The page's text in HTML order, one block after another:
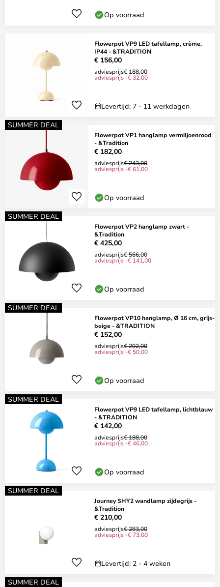
Op voorraad
Flowerpot VP9 LED tafellamp, crème,
IP44 - &TRADITION
€ 156,00
adviesprijs€ 188,00
adviesprijs -€ 32,00
Levertijd: 7 - 11 werkdagen
SUMMER DEAL
Flowerpot VP1 hanglamp vermiljoenrood
- &Tradition
€ 182,00
adviesprijs€ 243,00
adviesprijs -€ 61,00
Op voorraad
SUMMER DEAL
Flowerpot VP2 hanglamp zwart -
&Tradition
€ 425,00
adviesprijs€ 566,00
adviesprijs -€ 141,00
Op voorraad
SUMMER DEAL
Flowerpot VP10 hanglamp, Ø 16 cm, grijs-
beige - &TRADITION
€ 152,00
adviesprijs€ 202,00
adviesprijs -€ 50,00
Op voorraad
SUMMER DEAL
Flowerpot VP9 LED tafellamp, lichtblauw
- &TRADITION
€ 142,00
adviesprijs€ 188,00
adviesprijs -€ 46,00
Op voorraad
SUMMER DEAL
Journey SHY2 wandlamp zijdegrijs -
&Tradition
€ 210,00
adviesprijs€ 283,00
adviesprijs -€ 73,00
Levertijd: 2 - 4 weken
SUMMER DEAL